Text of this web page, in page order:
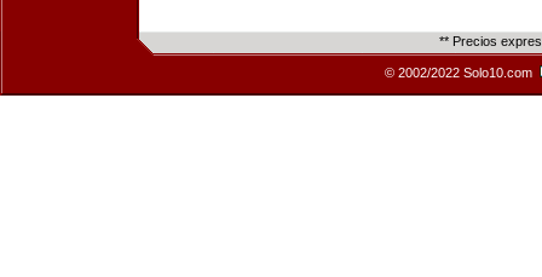
** Precios
© 2002/2022 Solo10.com